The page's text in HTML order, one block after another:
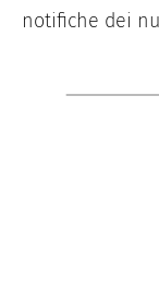
notifiche dei